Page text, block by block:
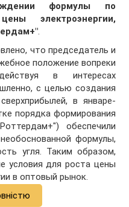
формулы по
электроэнергии,
".
что председатель и
положение вопреки
в интересах
с целью создания
в январе-
порядка формирования
обеспечили
формулы,
угля. Таким образом,
условия для роста цены
в оптовый рынок.